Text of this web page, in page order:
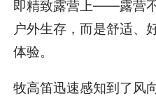
即精致露营上——露营
户外生存，而是舒适、
体验。
牧高笛迅速感知到了风